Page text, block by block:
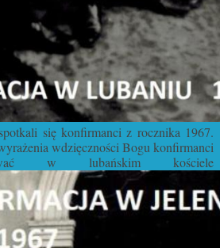
się konfirmanci z rocznika 1967.
wdzięczności Bogu konfirmanci
w lubańskim kościele